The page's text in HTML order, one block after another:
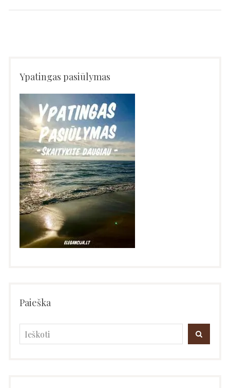
Ypatingas pasiūlymas
Paieška
Search
for:
SEARCH